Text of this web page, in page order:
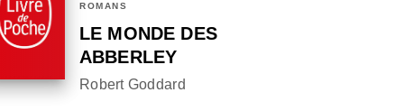
ROMANS
LE MONDE DES
ABBERLEY
Robert Goddard